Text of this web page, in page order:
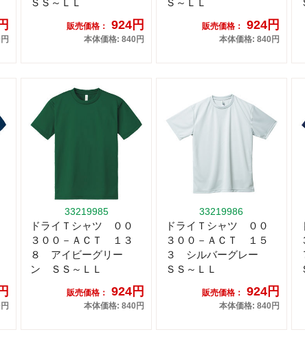
ＳＳ～ＬＬ
販売価格： 924円
本体価格: 840円
Ｓ～ＬＬ
販売価格： 924円
本体価格: 840円
33219985
ドライＴシャツ ００
３００－ＡＣＴ １３
８ アイビーグリー
ン ＳＳ～ＬＬ
販売価格： 924円
本体価格: 840円
33219986
ドライＴシャツ ００
３００－ＡＣＴ １５
３ シルバーグレー
ＳＳ～ＬＬ
販売価格： 924円
本体価格: 840円